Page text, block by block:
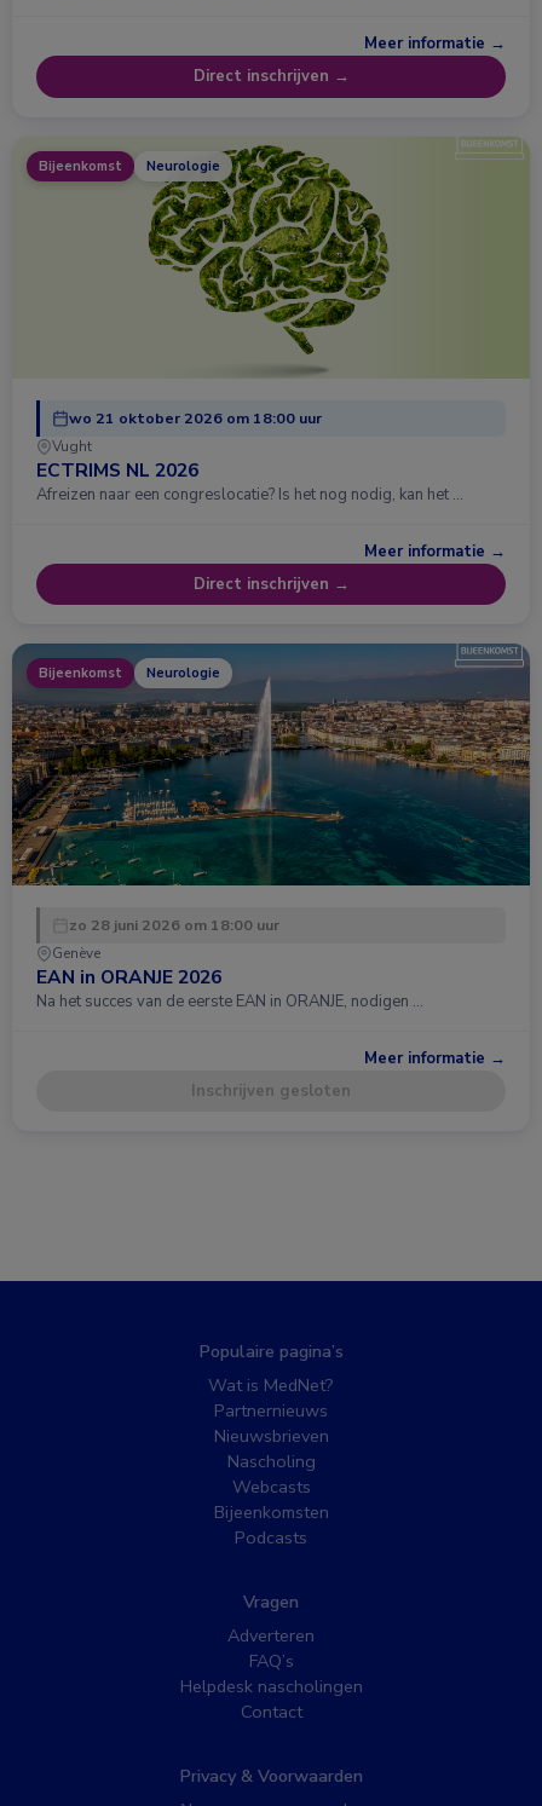
Meer informatie →
Direct inschrijven →
Bijeenkomst Neurologie
wo 21 oktober 2026 om 18:00 uur
Vught
ECTRIMS NL 2026
Afreizen naar een congreslocatie? Is het nog nodig, kan het …
Meer informatie →
Direct inschrijven →
Bijeenkomst Neurologie
zo 28 juni 2026 om 18:00 uur
Genève
EAN in ORANJE 2026
Na het succes van de eerste EAN in ORANJE, nodigen …
Meer informatie →
Inschrijven gesloten
Populaire pagina’s
Wat is MedNet?
Partnernieuws
Nieuwsbrieven
Nascholing
Webcasts
Bijeenkomsten
Podcasts
Vragen
Adverteren
FAQ’s
Helpdesk nascholingen
Contact
Privacy & Voorwaarden